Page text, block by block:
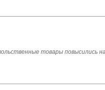
товары повысились